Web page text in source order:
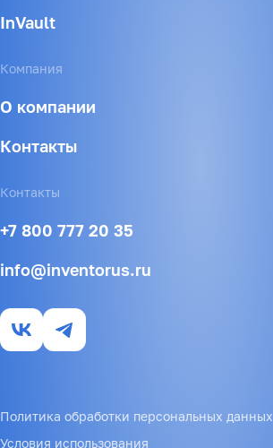
InVault
Компания
О компании
Контакты
Контакты
+7 800 777 20 35
info@inventorus.ru
Политика обработки персональных данных
Условия использования